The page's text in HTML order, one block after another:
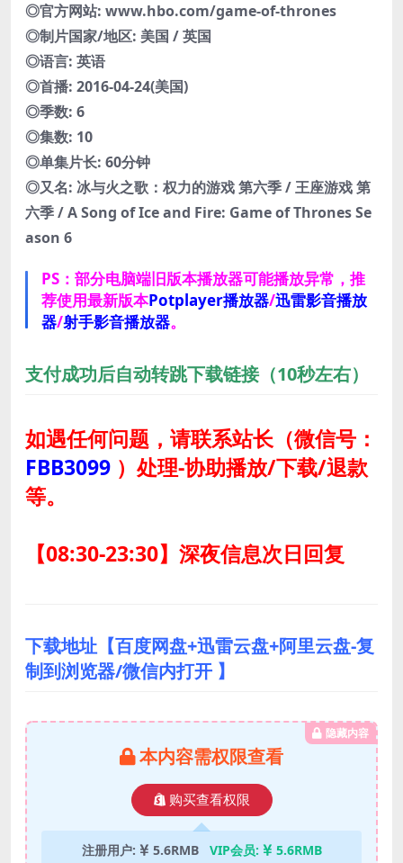
◎官方网站: www.hbo.com/game-of-thrones
◎制片国家/地区: 美国 / 英国
◎语言: 英语
◎首播: 2016-04-24(美国)
◎季数: 6
◎集数: 10
◎单集片长: 60分钟
◎又名: 冰与火之歌：权力的游戏 第六季 / 王座游戏 第
六季 / A Song of Ice and Fire: Game of Thrones Se
ason 6
PS：部分电脑端旧版本播放器可能播放异常，推
荐使用最新版本Potplayer播放器/迅雷影音播放
器/射手影音播放器。
支付成功后自动转跳下载链接（10秒左右）
如遇任何问题，请联系站长（微信号：
FBB3099 ） 处理-协助播放/下载/退款
等。
【08:30-23:30】深夜信息次日回复
下载地址【百度网盘+迅雷云盘+阿里云盘-复
制到浏览器/微信内打开 】
隐藏内容
本内容需权限查看
购买查看权限
注册用户: 5.6RMB VIP会员:
5.6RMB